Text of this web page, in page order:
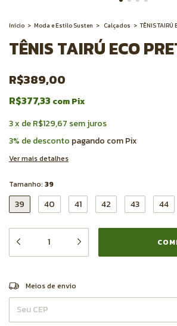
Início > Moda e Estilo Susten > Calçados > TÊNIS TAIRÚ
TÊNIS TAIRÚ ECO
R$389,00
R$377,33 comPix
3x deR$129,67 sem juros
3% de desconto pagando com Pix
Ver mais detalhes
Tamanho: 39
39 40 41 42 43 44
Entregas para o CEP:
Meios de envio